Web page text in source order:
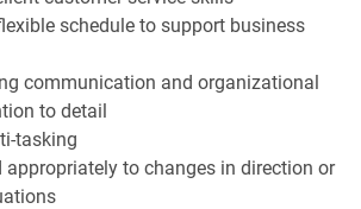
schedule to support business
communication and organizational
to detail
tasking
appropriately to changes in direction or